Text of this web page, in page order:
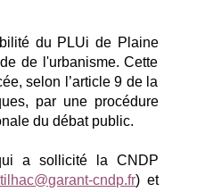
du PLUi de Plaine
de l'urbanisme. Cette
selon l’article 9 de la
par une procédure
du débat public.
a sollicité la CNDP
cndp.fr) et